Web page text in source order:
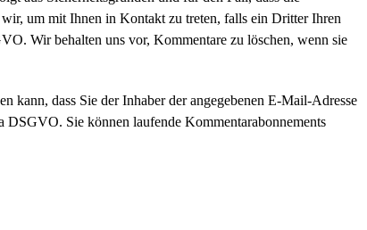
um mit Ihnen in Kontakt zu treten, falls ein Dritter Ihren
Wir behalten uns vor, Kommentare zu löschen, wenn sie
kann, dass Sie der Inhaber der angegebenen E-Mail-Adresse
Sie können laufende Kommentarabonnements